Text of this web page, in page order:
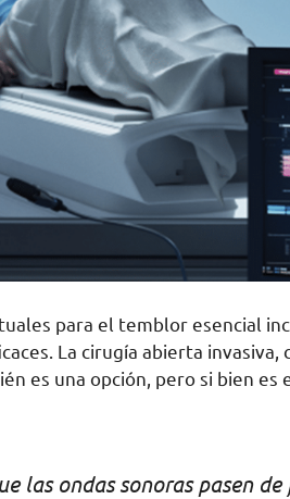
para el temblor esencial
La cirugía abierta invasiva,
es una opción, pero si bien es
las ondas sonoras pasen